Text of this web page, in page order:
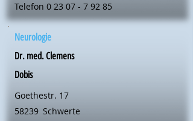
Telefon 0 23 07 - 7 92 85
Neurologie
Dr. med. Clemens
Dobis
Goethestr. 17
58239 Schwerte